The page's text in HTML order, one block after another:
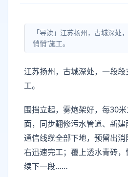
「导读」江苏扬州，古城深处
悄悄”施工。
江苏扬州，古城深处，一段段
工。
围挡立起，雾炮架好，每30
面，同步翻修污水管道、新
通信线缆全部下地，预留出
右迅速完工；覆上透水青砖
续下一段……